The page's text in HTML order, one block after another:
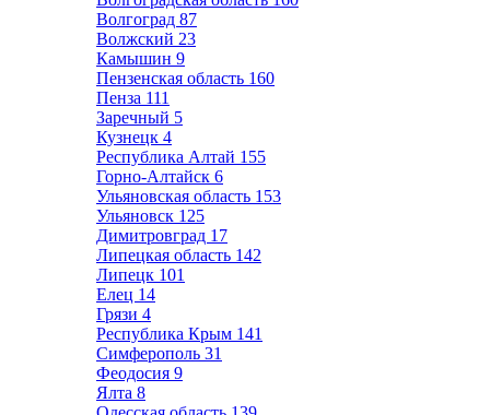
Волгоград 87
Волжский 23
Камышин 9
Пензенская область 160
Пенза 111
Заречный 5
Кузнецк 4
Республика Алтай 155
Горно-Алтайск 6
Ульяновская область 153
Ульяновск 125
Димитровград 17
Липецкая область 142
Липецк 101
Елец 14
Грязи 4
Республика Крым 141
Симферополь 31
Феодосия 9
Ялта 8